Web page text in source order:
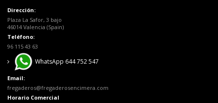
Dirección:
Plaza La Safor, 3 bajo
46014 Valencia (Spain)
Teléfono:
96 115 43 63
WhatsApp 644 752 547
Email:
fregaderos@fregaderosencimera.com
Horario Comercial